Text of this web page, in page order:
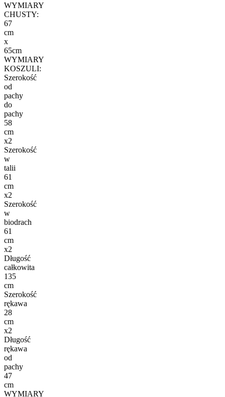
WYMIARY
CHUSTY:
67
cm
x
65cm
WYMIARY
KOSZULI:
Szerokość
od
pachy
do
pachy
58
cm
x2
Szerokość
w
talii
61
cm
x2
Szerokość
w
biodrach
61
cm
x2
Długość
całkowita
135
cm
Szerokość
rękawa
28
cm
x2
Długość
rękawa
od
pachy
47
cm
WYMIARY